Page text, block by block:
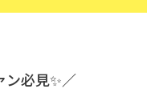
必見✨／